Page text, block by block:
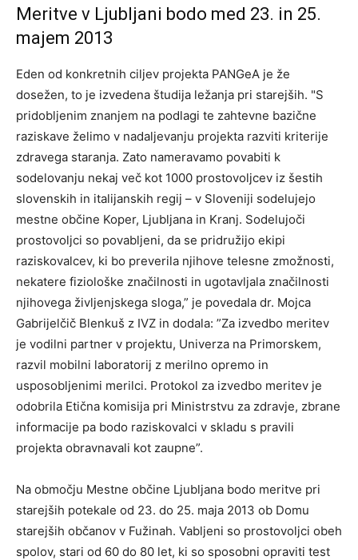
Meritve v Ljubljani bodo med 23. in 25.
majem 2013
Eden od konkretnih ciljev projekta PANGeA je že
dosežen, to je izvedena študija ležanja pri starejših. "S
pridobljenim znanjem na podlagi te zahtevne bazične
raziskave želimo v nadaljevanju projekta razviti kriterije
zdravega staranja. Zato nameravamo povabiti k
sodelovanju nekaj več kot 1000 prostovoljcev iz šestih
slovenskih in italijanskih regij – v Sloveniji sodelujejo
mestne občine Koper, Ljubljana in Kranj. Sodelujoči
prostovoljci so povabljeni, da se pridružijo ekipi
raziskovalcev, ki bo preverila njihove telesne zmožnosti,
nekatere fiziološke značilnosti in ugotavljala značilnosti
njihovega življenjskega sloga,” je povedala dr. Mojca
Gabrijelčič Blenkuš z IVZ in dodala: ”Za izvedbo meritev
je vodilni partner v projektu, Univerza na Primorskem,
razvil mobilni laboratorij z merilno opremo in
usposobljenimi merilci. Protokol za izvedbo meritev je
odobrila Etična komisija pri Ministrstvu za zdravje, zbrane
informacije pa bodo raziskovalci v skladu s pravili
projekta obravnavali kot zaupne”.
Na območju Mestne občine Ljubljana bodo meritve pri
starejših potekale od 23. do 25. maja 2013 ob Domu
starejših občanov v Fužinah. Vabljeni so prostovoljci obeh
spolov, stari od 60 do 80 let, ki so sposobni opraviti test